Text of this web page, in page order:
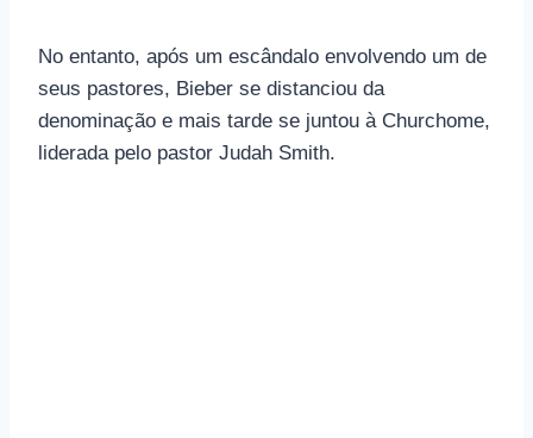
No entanto, após um escândalo envolvendo um de
seus pastores, Bieber se distanciou da
denominação e mais tarde se juntou à Churchome,
liderada pelo pastor Judah Smith.